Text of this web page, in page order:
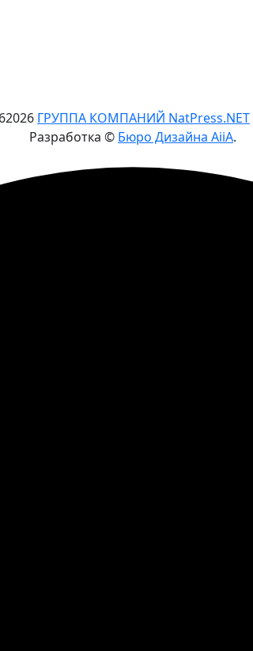
2026 ГРУППА КОМПАНИЙ NatPress.NET
Разработка © Бюро Дизайна AiiA.